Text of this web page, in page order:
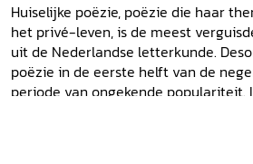
Huiselijke poëzie, poëzie die haar
het privé-leven, is de meest
uit de Nederlandse letterkunde.
poëzie in de eerste helft van de
periode van ongekende populariteit.
bijvoorbeeld 10.000 exemplaren
van Tollens. Waar kwam die